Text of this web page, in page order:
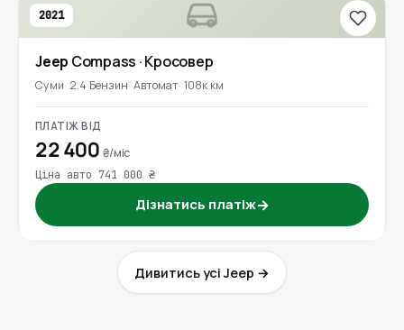
2021
Jeep Compass · Кросовер
Суми 2.4 Бензин Автомат 108к км
ПЛАТІЖ ВІД
22 400 ₴/міс
Ціна авто 741 000 ₴
Дізнатись платіж→
Дивитись усі Jeep →